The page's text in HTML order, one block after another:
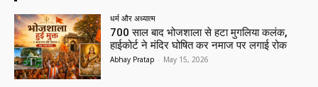
धर्म और अध्यात्म
700 साल बाद भोजशाला से हटा मुगलिया कलंक,
हाईकोर्ट ने मंदिर घोषित कर नमाज पर लगाई रोक
Abhay Pratap - May 15, 2026